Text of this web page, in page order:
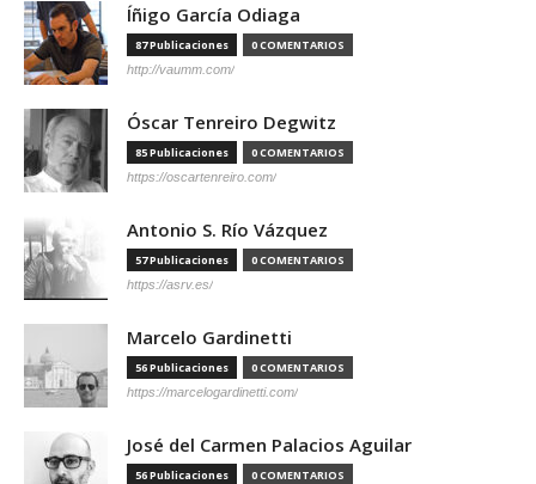
Íñigo García Odiaga
87 Publicaciones 0 COMENTARIOS
http://vaumm.com/
Óscar Tenreiro Degwitz
85 Publicaciones 0 COMENTARIOS
https://oscartenreiro.com/
Antonio S. Río Vázquez
57 Publicaciones 0 COMENTARIOS
https://asrv.es/
Marcelo Gardinetti
56 Publicaciones 0 COMENTARIOS
https://marcelogardinetti.com/
José del Carmen Palacios Aguilar
56 Publicaciones 0 COMENTARIOS